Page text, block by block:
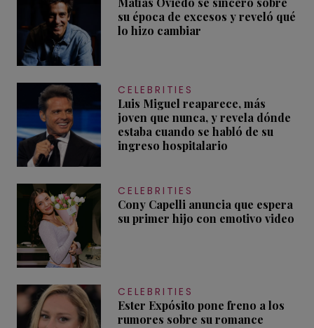
su época de excesos y reveló qué
lo hizo cambiar
CELEBRITIES
Luis Miguel reaparece, más
joven que nunca, y revela dónde
estaba cuando se habló de su
ingreso hospitalario
CELEBRITIES
Cony Capelli anuncia que espera
su primer hijo con emotivo video
CELEBRITIES
Ester Expósito pone freno a los
rumores sobre su romance